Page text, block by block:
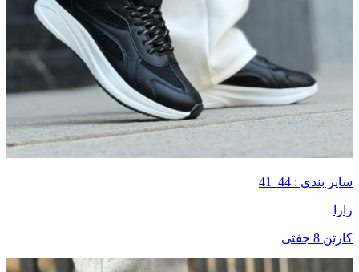
سایز بندی : 44_41
زارا
کارتن 8 جفتی